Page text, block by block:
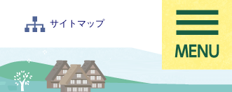
サイトマップ